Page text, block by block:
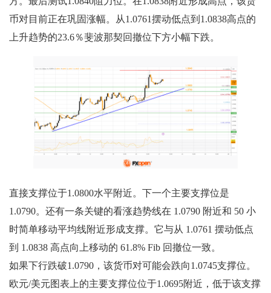
币对目前正在巩固涨幅。从1.0761摆动低点到1.0838高点的
上升趋势的23.6％斐波那契回撤位下方小幅下跌。
直接支撑位于1.0800水平附近。下一个主要支撑位是
1.0790。还有一条关键的看涨趋势线在 1.0790 附近和 50 小
时简单移动平均线附近形成支撑。它与从 1.0761 摆动低点
到 1.0838 高点向上移动的 61.8% Fib 回撤位一致。
如果下行跌破1.0790，该货币对可能会跌向1.0745支撑位。
欧元/美元图表上的主要支撑位位于1.0695附近，低于该支撑